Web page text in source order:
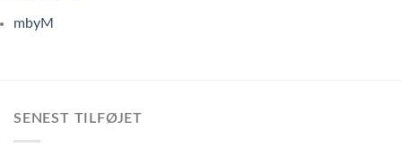
mbyM
SENEST TILFØJET